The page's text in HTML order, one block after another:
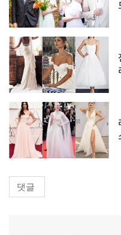
댓글